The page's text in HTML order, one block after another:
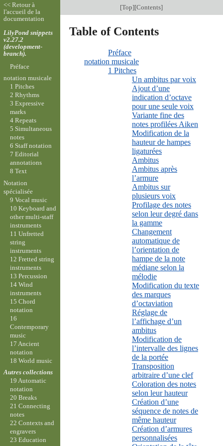
[Top][Contents]
Table of Contents
Préface
notation musicale
1 Pitches
Un ambitus par voix
Ajout d’une
indication d’octave
pour une seule voix
Variante fine des
notes profilées Aiken
Modification de la
hauteur de hampes
ligaturées
Ambitus
Ambitus après
l’armure
Ambitus sur
plusieurs voix
Profilage des notes
selon leur degré dans
la gamme
Changement
automatique de
l’orientation de
hampe de la note
médiane selon la
mélodie
Modification du texte
des marques
d’octaviation
Réglage de
l’affichage d’un
ambitus
Modification de
l’intervalle des lignes
de la portée
Transposition
arbitraire d’une clef
Coloration des notes
selon leur hauteur
Création d’une
séquence de notes de
même hauteur
Création d’armures
personnalisées
<< Retour à
l'accueil de la
documentation
LilyPond snippets
v2.27.2
(development-
branch).
Préface
notation musicale
1 Pitches
2 Rhythms
3 Expressive
marks
4 Repeats
5 Simultaneous
notes
6 Staff notation
7 Editorial
annotations
8 Text
Notation
spécialisée
9 Vocal music
10 Keyboard and
other multi-staff
instruments
11 Unfretted
string
instruments
12 Fretted string
instruments
13 Percussion
14 Wind
instruments
15 Chord
notation
16
Contemporary
music
17 Ancient
notation
18 World music
Autres collections
19 Automatic
notation
20 Breaks
21 Connecting
notes
22 Contexts and
engravers
23 Education